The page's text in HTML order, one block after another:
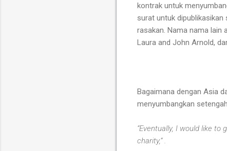
kontrak untuk
surat untuk
rasakan. Nama nama lain
Laura and John Arnold,
Bagaimana dengan Asia
menyumbangkan
“Eventually, I would like
charity,” .